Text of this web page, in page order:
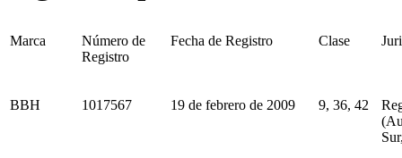
Marca
Número de
Registro
Fecha de Registro Clase
BBH 1017567 19 de febrero de 2009 9, 36, 42